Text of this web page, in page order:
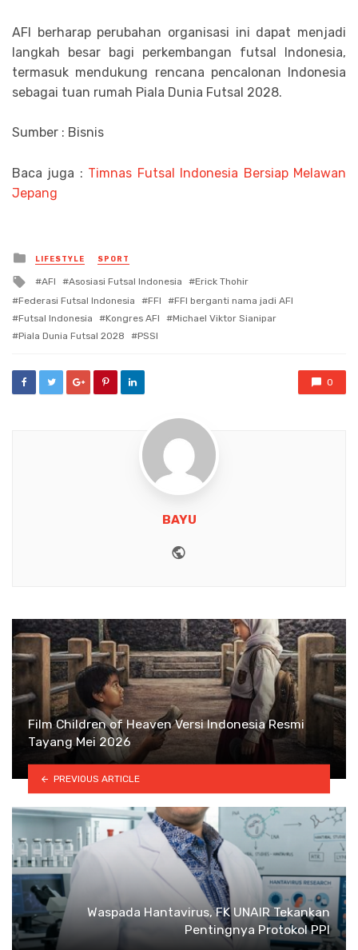
AFI berharap perubahan organisasi ini dapat menjadi
langkah besar bagi perkembangan futsal Indonesia,
termasuk mendukung rencana pencalonan Indonesia
sebagai tuan rumah Piala Dunia Futsal 2028.
Sumber : Bisnis
Baca juga : Timnas Futsal Indonesia Bersiap Melawan
Jepang
Posted
in
LIFESTYLE SPORT
Tagged
with
AFI Asosiasi Futsal Indonesia
Erick Thohir
Federasi Futsal Indonesia
FFI
FFI berganti nama jadi AFI
Futsal Indonesia
Kongres AFI
Michael Viktor Sianipar
Piala Dunia Futsal 2028
PSSI
0
BAYU
Film Children of Heaven Versi Indonesia Resmi
Tayang Mei 2026
PREVIOUS ARTICLE
Waspada Hantavirus, FK UNAIR Tekankan
Pentingnya Protokol PPI